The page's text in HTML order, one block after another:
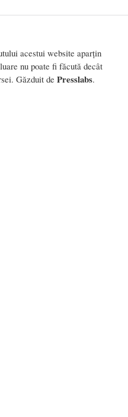
acestui website aparțin
nu poate fi făcută decât
Găzduit de Presslabs.